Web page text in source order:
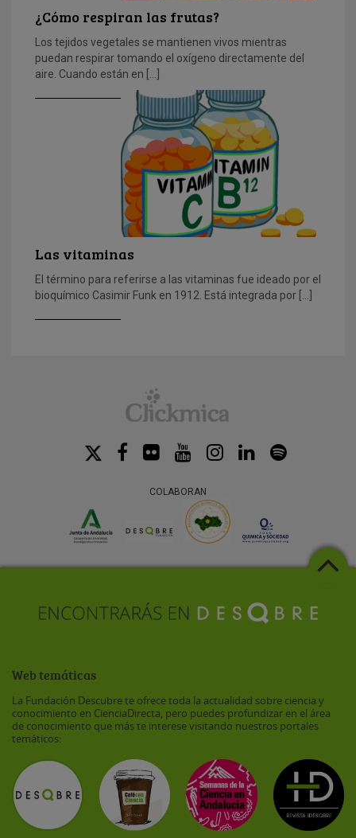
¿Cómo respiran las frutas?
Los tejidos vegetales se mantienen vivos mientras
puedan respirar tomando el oxígeno directamente del
aire. Cuando están en […]
Las vitaminas
El término para referirse a las vitaminas fue ideado por el
bioquímico Casimir Funk en 1912. Está integrada por […]
COLABORAN
Web temáticas
La Fundación Descubre te ofrece toda la actualidad sobre ciencia y
conocimiento en CienciaDirecta, pero puedes profundizar en el área
de conocimiento que más te interese visitando nuestros portales
temáticos: